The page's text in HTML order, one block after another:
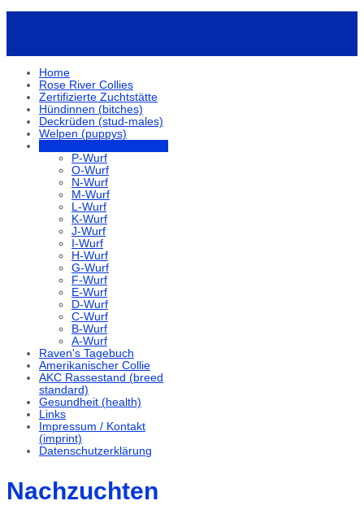
Home
Rose River Collies
Zertifizierte Zuchtstätte
Hündinnen (bitches)
Deckrüden (stud-males)
Welpen (puppys)
P-Wurf
O-Wurf
N-Wurf
M-Wurf
L-Wurf
K-Wurf
J-Wurf
I-Wurf
H-Wurf
G-Wurf
F-Wurf
E-Wurf
D-Wurf
C-Wurf
B-Wurf
A-Wurf
Raven's Tagebuch
Amerikanischer Collie
AKC Rassestand (breed
standard)
Gesundheit (health)
Links
Impressum / Kontakt
(imprint)
Datenschutzerklärung
Nachzuchten